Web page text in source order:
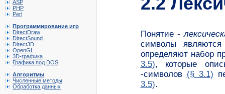
ASP
PHP
Perl
Программирование игр
DirectDraw
DirectSound
Direct3D
OpenGL
3D-графика
Графика под DOS
Алгоритмы
Численные методы
Обработка данных
Понятие -
символы
определяют набор
3.5), которые
-символов (§ 3.1)
3.5).